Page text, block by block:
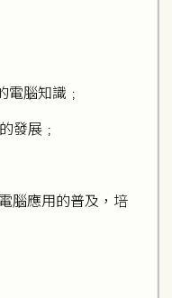
電腦知識﹔
發展﹔
腦應用的普及，培